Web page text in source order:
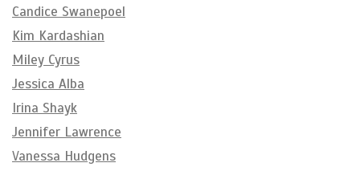
Candice Swanepoel
Kim Kardashian
Miley Cyrus
Jessica Alba
Irina Shayk
Jennifer Lawrence
Vanessa Hudgens